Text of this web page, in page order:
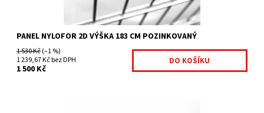
PANEL NYLOFOR 2D VÝŠKA 183 CM POZINKOVANÝ
1 530 Kč(–1 %)
1 239,67 Kč bez DPH
1 500 Kč